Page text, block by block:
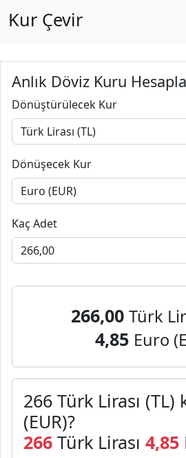
Kur Çevir
Anlık Döviz Kuru Hesapla
Dönüştürülecek Kur
Dönüşecek Kur
Kaç Adet
266,00 Türk
4,85 Euro
266 Türk Lirası (TL)
(EUR)?
266 Türk Lirası 4,85